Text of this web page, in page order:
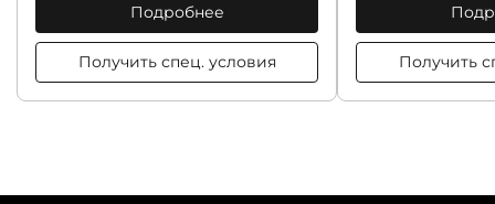
Подробнее
Получить спец. условия Получить